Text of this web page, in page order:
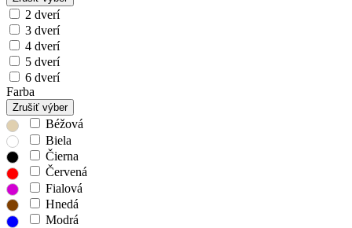
2 dverí
3 dverí
4 dverí
5 dverí
6 dverí
Farba
Zrušiť výber
Béžová
Biela
Čierna
Červená
Fialová
Hnedá
Modrá